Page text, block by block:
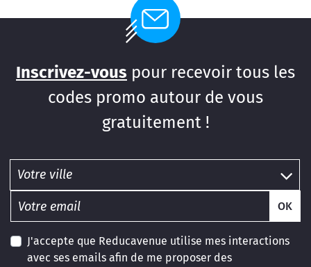
Inscrivez-vous pour recevoir tous les
codes promo autour de vous
gratuitement !
OK
J'accepte que Reducavenue utilise mes interactions
avec ses emails afin de me proposer des